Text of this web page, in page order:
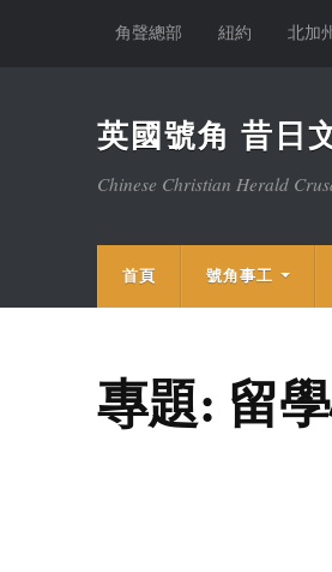
角聲總部 紐約 北加
英國號角 昔日
Chinese Christian Herald
首頁 號角事工
專題: 留